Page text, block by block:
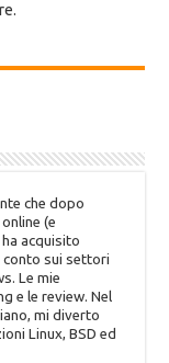
che dopo
(e
acquisito
conto sui settori
Le mie
e le review. Nel
mi diverto
Linux, BSD ed